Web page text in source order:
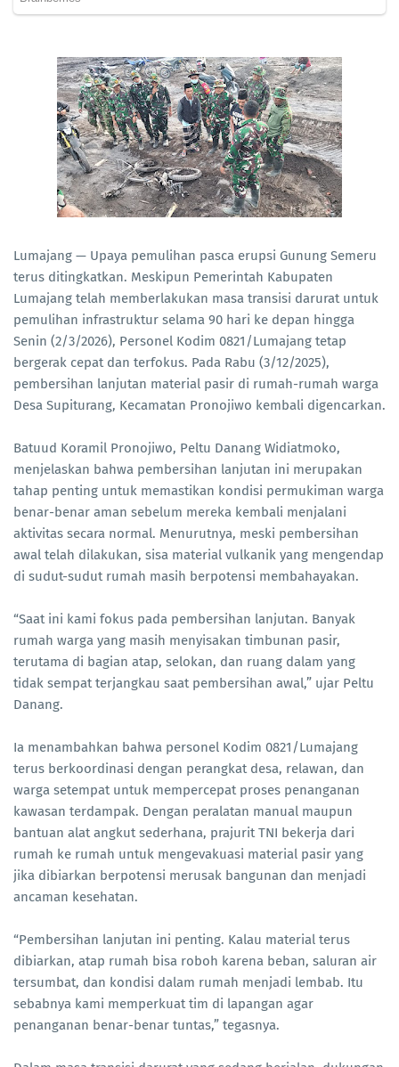
Lumajang — Upaya pemulihan pasca erupsi Gunung Semeru
terus ditingkatkan. Meskipun Pemerintah Kabupaten
Lumajang telah memberlakukan masa transisi darurat untuk
pemulihan infrastruktur selama 90 hari ke depan hingga
Senin (2/3/2026), Personel Kodim 0821/Lumajang tetap
bergerak cepat dan terfokus. Pada Rabu (3/12/2025),
pembersihan lanjutan material pasir di rumah-rumah warga
Desa Supiturang, Kecamatan Pronojiwo kembali digencarkan.
Batuud Koramil Pronojiwo, Peltu Danang Widiatmoko,
menjelaskan bahwa pembersihan lanjutan ini merupakan
tahap penting untuk memastikan kondisi permukiman warga
benar-benar aman sebelum mereka kembali menjalani
aktivitas secara normal. Menurutnya, meski pembersihan
awal telah dilakukan, sisa material vulkanik yang mengendap
di sudut-sudut rumah masih berpotensi membahayakan.
“Saat ini kami fokus pada pembersihan lanjutan. Banyak
rumah warga yang masih menyisakan timbunan pasir,
terutama di bagian atap, selokan, dan ruang dalam yang
tidak sempat terjangkau saat pembersihan awal,” ujar Peltu
Danang.
Ia menambahkan bahwa personel Kodim 0821/Lumajang
terus berkoordinasi dengan perangkat desa, relawan, dan
warga setempat untuk mempercepat proses penanganan
kawasan terdampak. Dengan peralatan manual maupun
bantuan alat angkut sederhana, prajurit TNI bekerja dari
rumah ke rumah untuk mengevakuasi material pasir yang
jika dibiarkan berpotensi merusak bangunan dan menjadi
ancaman kesehatan.
“Pembersihan lanjutan ini penting. Kalau material terus
dibiarkan, atap rumah bisa roboh karena beban, saluran air
tersumbat, dan kondisi dalam rumah menjadi lembab. Itu
sebabnya kami memperkuat tim di lapangan agar
penanganan benar-benar tuntas,” tegasnya.